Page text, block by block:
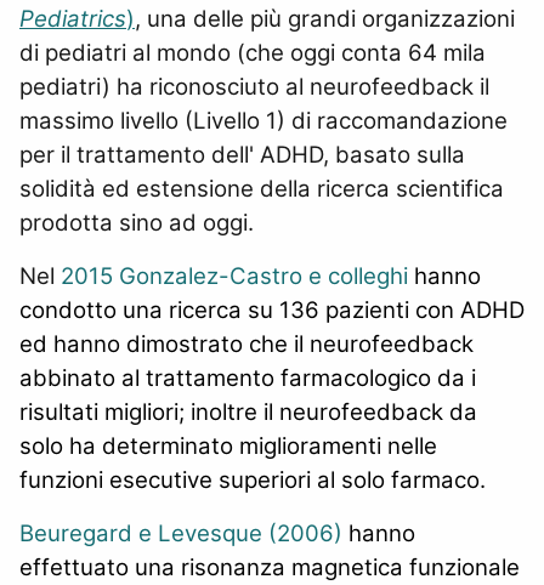
Pediatrics), una delle più grandi organizzazioni
di pediatri al mondo (che oggi conta 64 mila
pediatri) ha riconosciuto al neurofeedback il
massimo livello (Livello 1) di raccomandazione
per il trattamento dell' ADHD, basato sulla
solidità ed estensione della ricerca scientifica
prodotta sino ad oggi.
Nel 2015 Gonzalez-Castro e colleghi hanno
condotto una ricerca su 136 pazienti con ADHD
ed hanno dimostrato che il neurofeedback
abbinato al trattamento farmacologico da i
risultati migliori; inoltre il neurofeedback da
solo ha determinato miglioramenti nelle
funzioni esecutive superiori al solo farmaco.
Beuregard e Levesque (2006) hanno
effettuato una risonanza magnetica funzionale